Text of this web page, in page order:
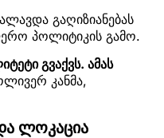
გაღიზიანებას
პოლიტიკის გამო.
გვაქვს. ამას
კანმა,
ლოკაცია